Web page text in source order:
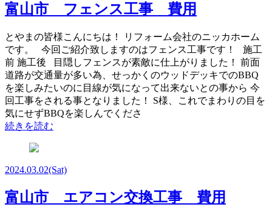
富山市 フェンス工事 費用
とやまの皆様こんにちは！ リフォーム会社のニッカホーム
です。 今回ご紹介致しますのはフェンス工事です！ 施工
前 施工後 目隠しフェンスが素敵に仕上がりました！ 前面
道路が交通量が多い為、せっかくのウッドデッキでのBBQ
を楽しみたいのに目線が気になって出来ないとの事から 今
回工事をされる事となりました！ S様、これでまわりの目を
気にせずBBQを楽しんでくださ
続きを読む
2024.03.02(Sat)
富山市 エアコン交換工事 費用